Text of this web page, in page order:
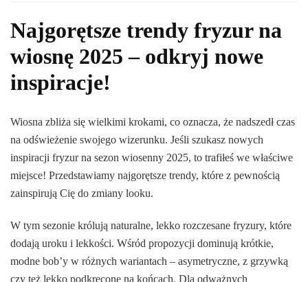
Najgorętsze trendy fryzur na
wiosnę 2025 – odkryj nowe
inspiracje!
Wiosna zbliża się wielkimi krokami, co oznacza, że nadszedł czas
na odświeżenie swojego wizerunku. Jeśli szukasz nowych
inspiracji fryzur na sezon wiosenny 2025, to trafiłeś we właściwe
miejsce! Przedstawiamy najgorętsze trendy, które z pewnością
zainspirują Cię do zmiany looku.
W tym sezonie królują naturalne, lekko rozczesane fryzury, które
dodają uroku i lekkości. Wśród propozycji dominują krótkie,
modne bob’y w różnych wariantach – asymetryczne, z grzywką
czy też lekko podkręcone na końcach. Dla odważnych